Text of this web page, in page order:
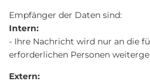
Empfänger der Daten sind:
Intern:
- Ihre Nachricht wird nur an die
erforderlichen Personen
Extern: